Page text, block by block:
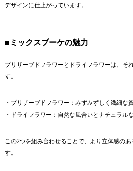
デザインに仕上がっています。
■ミックスブーケの魅力
プリザーブドフラワーとドライフラワーは、そ
す。
・プリザーブドフラワー：みずみずしく繊細な
・ドライフラワー：自然な風合いとナチュラル
この2つを組み合わせることで、より立体感の
す。